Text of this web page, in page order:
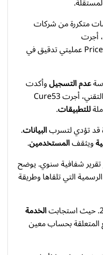
متكررة من شركات
أجرت
PricewaterhouseCoopers (PWC) عمليتي تدقيق في
عدم التسجيلوأكدت
التقني، أجرت Cure53
للتطبيقات.
قد تؤدي لتسربالبيانات.
ويثقفالمستخدمين.
شفافية سنوي. يوضح
الرسمية التي تلقاها وطريقة
الخدمة
المتعلقة بحساب معين